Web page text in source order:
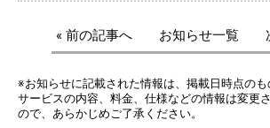
« 前の記事へ お知らせ一覧
※お知らせに記載された情報は、掲載日時点のも
サービスの内容、料金、仕様などの情報は変更
ので、あらかじめご了承ください。